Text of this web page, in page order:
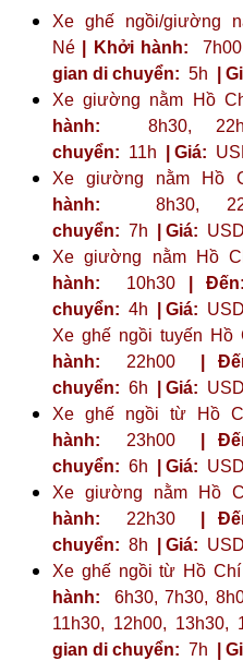
Xe ghế ngồi/giường
Né
| Khởi hành:
gian di chuyển: 5h |
Xe giường nằm Hồ
hành: 8h30,
chuyển: 11h | Giá:
Xe giường nằm Hồ
hành: 8h30,
chuyển: 7h | Giá: USD
Xe giường nằm Hồ
hành: 10h30 |
chuyển: 4h | Giá: USD
Xe ghế ngồi tuyến Hồ
hành: 22h00 |
chuyển: 6h | Giá: USD
Xe ghế ngồi từ Hồ
hành: 23h00 |
chuyển: 6h | Giá: USD
Xe giường nằm Hồ
hành: 22h30 |
chuyển: 8h | Giá: USD
Xe ghế ngồi từ Hồ
hành: 6h30, 7h30,
11h30, 12h00, 13h30,
gian di chuyển: 7h |